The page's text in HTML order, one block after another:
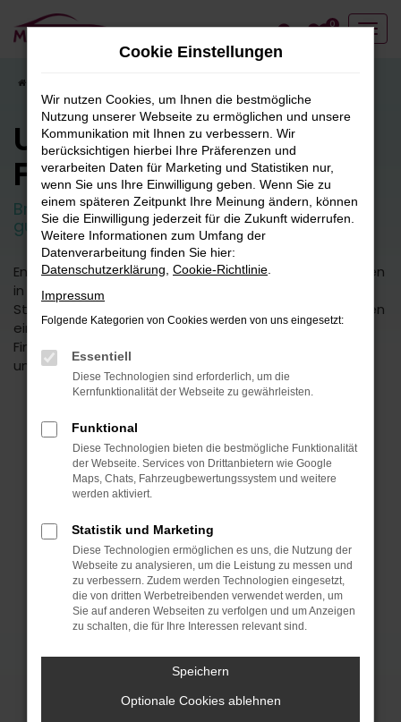
Zum
Hauptinhalt
0
Unser
Fahrzeugbestand
Breite Auswahl an attraktiven Neuwagen und
guten Gebrauchtfahrzeugen.
Entdecken Sie unsere vielfältige Auswahl an Fahrzeugen
in unserem umfangreichen Fuhrpark. Von kleinen
Stadtautos bis hin zu geräumigen SUVs bieten wir Ihnen
eine breite Palette an Fahrzeugmodellen und -typen.
Finden Sie das perfekte Fahrzeug für Ihre Bedürfnisse
und Vorlieben.
Fehler: Network Error
Beim Laden ist ein Fehler aufgetreten.
Hier sind ein paar Tipps, die dir helfen können:
Überprüfe deine Firewall und deine
Internetverbindung.
Laden andere Webseiten, zum Beispiel deine
Suchmaschine?
Prüfe deine Browsererweiterungen.
können das Laden bestimmter Seiten
verhindern. Funktioniert die Seite in einem
anderen Browser oder in einem privaten
Cookie Einstellungen
Wir nutzen Cookies, um Ihnen die bestmögliche
Nutzung unserer Webseite zu ermöglichen und unsere
Kommunikation mit Ihnen zu verbessern. Wir
berücksichtigen hierbei Ihre Präferenzen und
verarbeiten Daten für Marketing und Statistiken nur,
wenn Sie uns Ihre Einwilligung geben. Wenn Sie zu
einem späteren Zeitpunkt Ihre Meinung ändern, können
Sie die Einwilligung jederzeit für die Zukunft widerrufen.
Weitere Informationen zum Umfang der
Datenverarbeitung finden Sie hier:
Datenschutzerklärung Cookie-Richtlinie
Impressum
Folgende Kategorien von Cookies werden von uns eingesetzt:
Essentiell
Diese Technologien sind erforderlich, um die
Kernfunktionalität der Webseite zu gewährleisten.
Funktional
Diese Technologien bieten die bestmögliche Funktionalität
der Webseite. Services von Drittanbietern wie Google
Maps, Chats, Fahrzeugbewertungssystem und weitere
werden aktiviert.
Statistik und Marketing
Diese Technologien ermöglichen es uns, die Nutzung der
Webseite zu analysieren, um die Leistung zu messen und
zu verbessern. Zudem werden Technologien eingesetzt,
die von dritten Werbetreibenden verwendet werden, um
Sie auf anderen Webseiten zu verfolgen und um Anzeigen
zu schalten, die für Ihre Interessen relevant sind.
Speichern
Optionale Cookies ablehnen